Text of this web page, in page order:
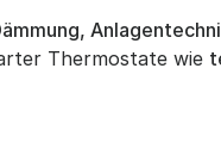
Thermostate wie